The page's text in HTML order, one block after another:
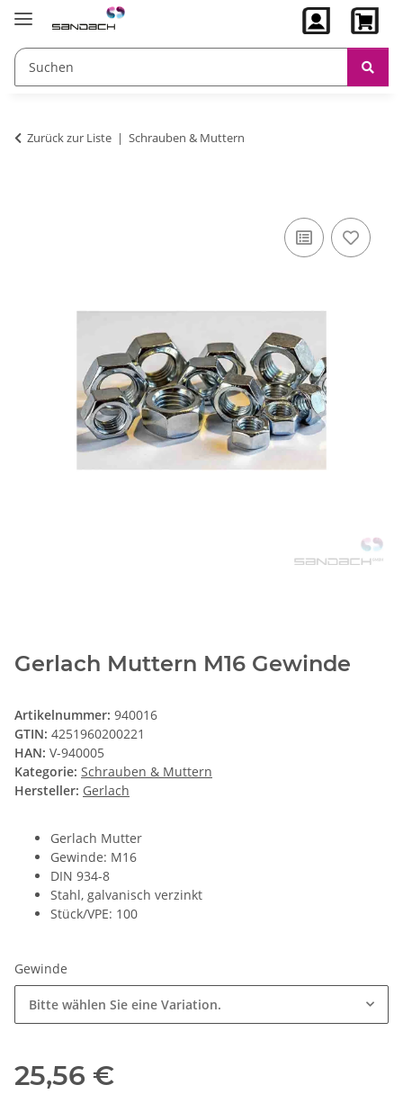
Zurück zur Liste Schrauben & Muttern
Gerlach Muttern M16 Gewinde
Artikelnummer: 940016
GTIN: 4251960200221
HAN: V-940005
Kategorie: Schrauben & Muttern
Hersteller: Gerlach
Gerlach Mutter
Gewinde: M16
DIN 934-8
Stahl, galvanisch verzinkt
Stück/VPE: 100
Gewinde
Bitte wählen Sie eine Variation.
25,56 €